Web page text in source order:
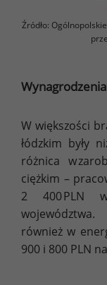
Źródło:
W większości
łódzkim były
różnica w
ciężkim –
2 400 PLN
również w
900 i 800 PLN